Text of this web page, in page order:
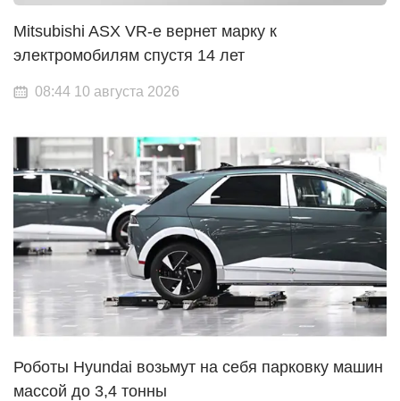
Mitsubishi ASX VR-e вернет марку к
электромобилям спустя 14 лет
08:44 10 августа 2026
Роботы Hyundai возьмут на себя парковку машин
массой до 3,4 тонны